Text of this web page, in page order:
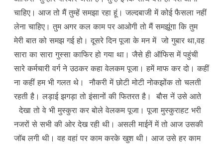
चाहिए। आज तो मैं तुम्हें समझा रहा हूं। जल्दबाजी में कोई फैसला नहीं
लेना चाहिए। तुम अगर कल काम पर आओगी तो मैं समझूंगा कि तुम
मेरी बात को समझ गई हो। दूसरे दिन पूजा के मन में जो गुबार था,वह
सारा का सारा गुस्सा काफिर हो गया था। जैसे ही ऑफिस में पहुंची
सारे कर्मचारी वर्ग ने उठकर कहा वेलकम पूजा। हमें माफ कर दो। कहीं
ना कहीं हम भी गलत थे। नौकरी में छोटी मोटी नोकझोंक तो चलती
रहती है। लड़ाई झगड़ा तो इंसानों की फितरत है। बौस नें उसे आते
देखा तो वे भी मुस्कुरा कर बोले वेलकम पूजा। पूजा मुस्कुराहट भरी
नजरों से सभी की ओर देख रही थी। असली माईनें में तो आज उसकी
जॉब लगी थी। वह वहां पर काम करके खुश थी। आज उसे हर काम